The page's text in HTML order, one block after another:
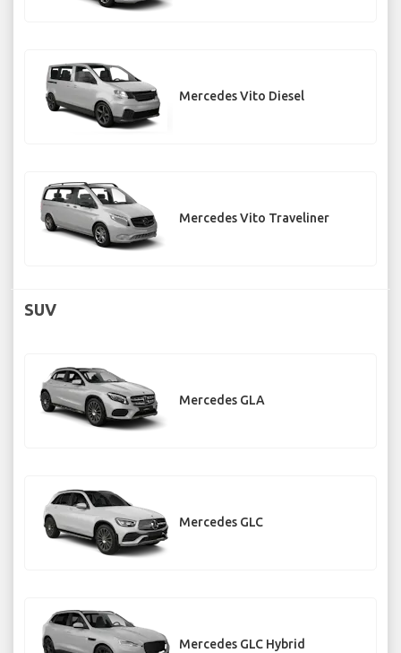
Mercedes Vito Diesel
Mercedes Vito Traveliner
SUV
Mercedes GLA
Mercedes GLC
Mercedes GLC Hybrid